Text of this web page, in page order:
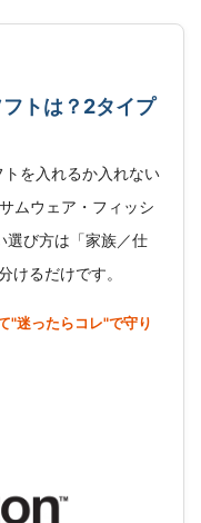
トは？2タイプ
を入れるか入れない
ムウェア・フィッシ
び方は「家族／仕
けるだけです。
"迷ったらコレ"で守り